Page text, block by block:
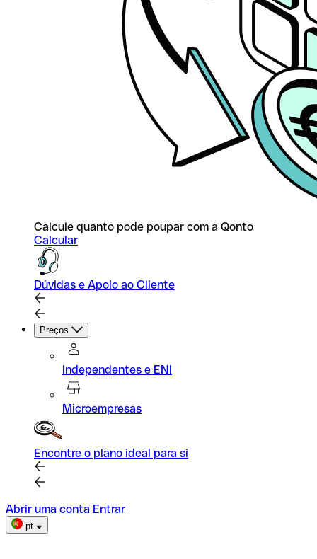
Calcule quanto pode poupar com a Qonto
Calcular
Dúvidas e Apoio ao Cliente
Preços
Independentes e ENI
Microempresas
Encontre o plano ideal para si
Abrir uma conta Entrar
pt